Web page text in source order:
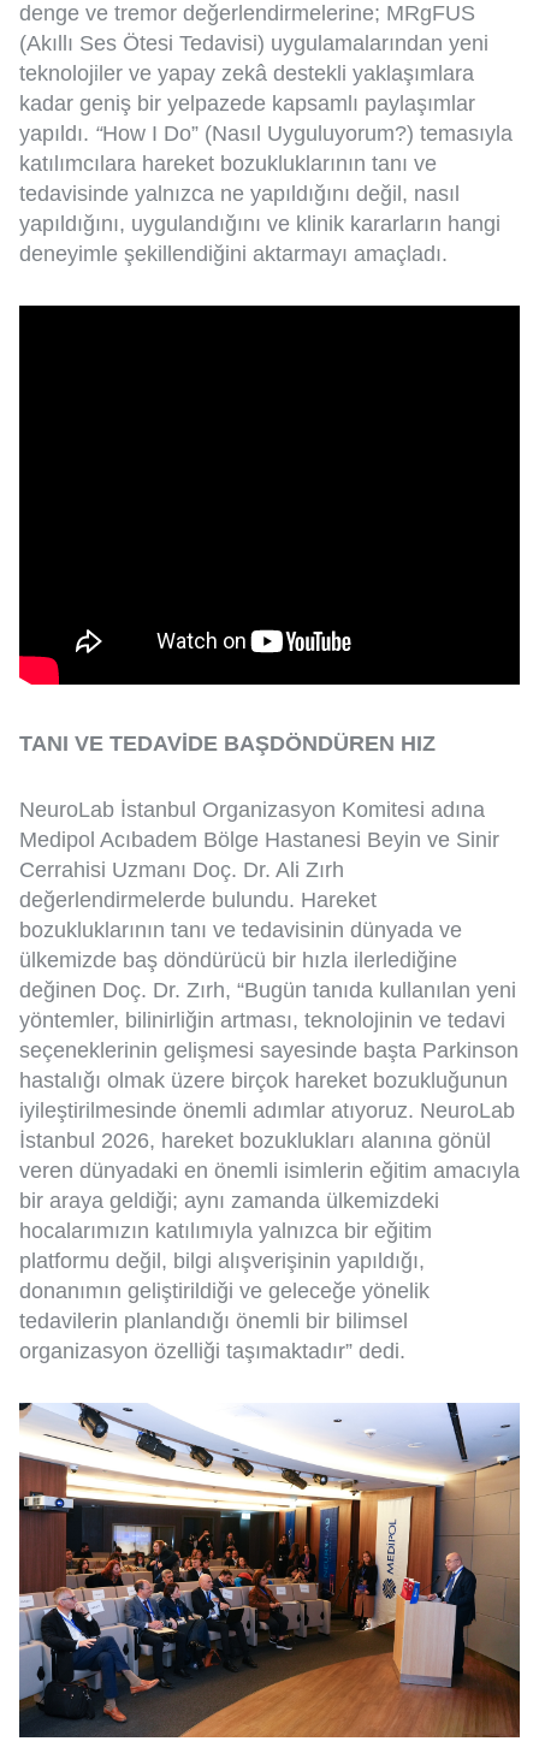
denge ve tremor değerlendirmelerine; MRgFUS
(Akıllı Ses Ötesi Tedavisi) uygulamalarından yeni
teknolojiler ve yapay zekâ destekli yaklaşımlara
kadar geniş bir yelpazede kapsamlı paylaşımlar
yapıldı. “How I Do” (Nasıl Uyguluyorum?) temasıyla
katılımcılara hareket bozukluklarının tanı ve
tedavisinde yalnızca ne yapıldığını değil, nasıl
yapıldığını, uygulandığını ve klinik kararların hangi
deneyimle şekillendiğini aktarmayı amaçladı.
TANI VE TEDAVİDE BAŞDÖNDÜREN HIZ
NeuroLab İstanbul Organizasyon Komitesi adına
Medipol Acıbadem Bölge Hastanesi Beyin ve Sinir
Cerrahisi Uzmanı Doç. Dr. Ali Zırh
değerlendirmelerde bulundu. Hareket
bozukluklarının tanı ve tedavisinin dünyada ve
ülkemizde baş döndürücü bir hızla ilerlediğine
değinen Doç. Dr. Zırh, “Bugün tanıda kullanılan yeni
yöntemler, bilinirliğin artması, teknolojinin ve tedavi
seçeneklerinin gelişmesi sayesinde başta Parkinson
hastalığı olmak üzere birçok hareket bozukluğunun
iyileştirilmesinde önemli adımlar atıyoruz. NeuroLab
İstanbul 2026, hareket bozuklukları alanına gönül
veren dünyadaki en önemli isimlerin eğitim amacıyla
bir araya geldiği; aynı zamanda ülkemizdeki
hocalarımızın katılımıyla yalnızca bir eğitim
platformu değil, bilgi alışverişinin yapıldığı,
donanımın geliştirildiği ve geleceğe yönelik
tedavilerin planlandığı önemli bir bilimsel
organizasyon özelliği taşımaktadır” dedi.